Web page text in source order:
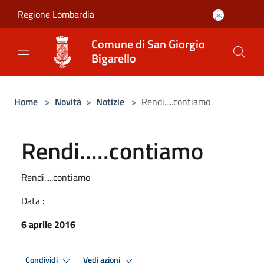
Regione Lombardia
Comune di San Giorgio
Bigarello
Home > Novità > Notizie > Rendi.....contiamo
Rendi.....contiamo
Rendi.....contiamo
Data :
6 aprile 2016
Condividi Vedi azioni